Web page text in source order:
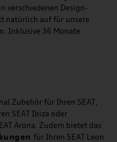
verschiedenen Design-
natürlich auf für unsere
Inklusive 36 Monate
Zubehör für Ihren SEAT,
SEAT Ibiza oder
Arona. Zudem bietet das
für Ihren SEAT Leon